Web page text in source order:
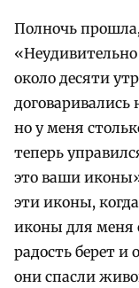
Полночь
около десяти
но у меня
теперь
это ваши
эти иконы,
иконы для меня
радость берет и
они спасли